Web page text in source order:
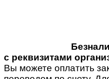
с реквизитами
Вы можете оплатить